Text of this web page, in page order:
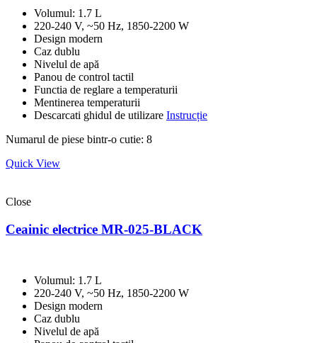
Volumul: 1.7 L
220-240 V, ~50 Hz, 1850-2200 W
Design modern
Caz dublu
Nivelul de apă
Panou de control tactil
Functia de reglare a temperaturii
Mentinerea temperaturii
Descarcati ghidul de utilizare Instrucție
Numarul de piese bintr-o cutie: 8
Quick View
Close
Ceainic electrice MR-025-BLACK
Volumul: 1.7 L
220-240 V, ~50 Hz, 1850-2200 W
Design modern
Caz dublu
Nivelul de apă